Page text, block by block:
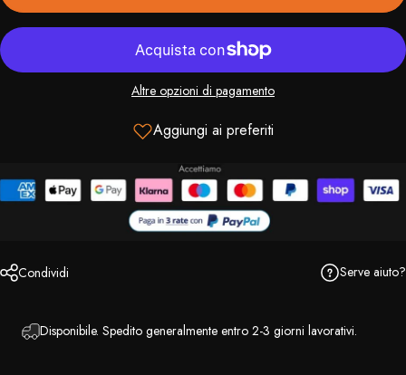
Altre opzioni di pagamento
Aggiungi ai preferiti
Condividi Serve aiuto?
Disponibile. Spedito generalmente entro 2-3 giorni lavorativi.